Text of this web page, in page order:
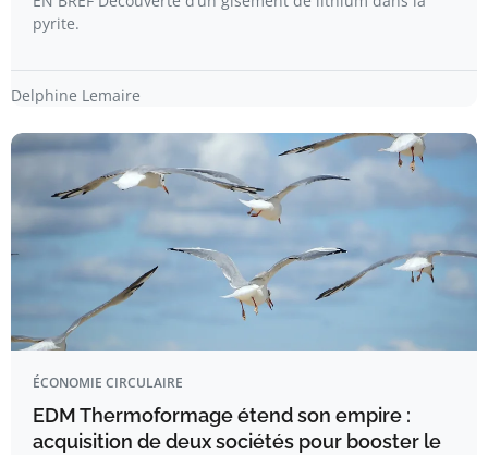
pyrite.
Delphine Lemaire
ÉCONOMIE CIRCULAIRE
EDM Thermoformage étend son empire :
acquisition de deux sociétés pour booster le